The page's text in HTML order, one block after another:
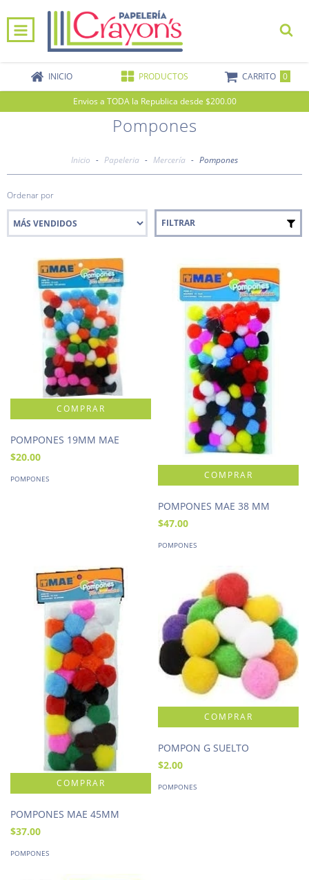
INICIO PRODUCTOS CARRITO 0
Envios a TODA la Republica desde $200.00
Pompones
Inicio - Papeleria - Mercería - Pompones
Ordenar por
FILTRAR
POMPONES 19MM MAE
$20.00
POMPONES
POMPONES MAE 38 MM
$47.00
POMPONES
POMPONES MAE 45MM
$37.00
POMPONES
POMPON G SUELTO
$2.00
POMPONES